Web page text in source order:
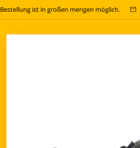
Bestellung ist in großen mengen möglich.